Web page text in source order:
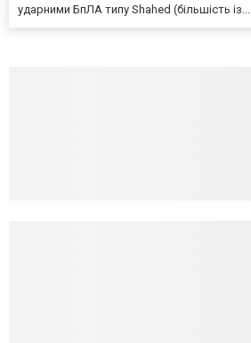
ударними БпЛА типу Shahed (більшість із...